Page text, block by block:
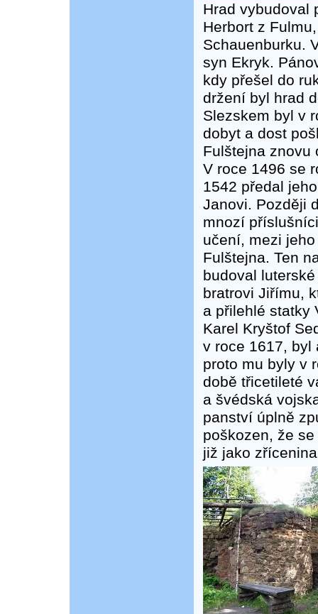
Hrad vybudoval
Herbort z
Schauenburku.
syn Ekryk.
kdy přešel do
držení byl hrad
Slezskem byl v
dobyt a dost
Fulštejna znovu
V roce 1496 se
1542 předal
Janovi. Později
mnozí
učení, mezi
Fulštejna. Ten
budoval
bratrovi Jiřímu,
a přilehlé statky
Karel Kryštof
v roce 1617, byl
proto mu byly v
době třicetileté
a švédská
panství úplně
poškozen, že
již jako